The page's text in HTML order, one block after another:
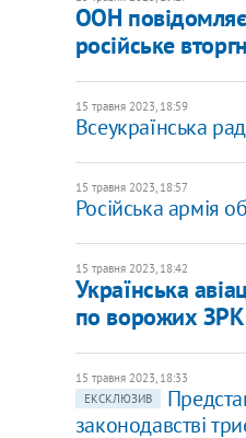
ООН повідомляє
російське
15 травня 2023, 18:59
Всеукраїнська
15 травня 2023, 18:57
Російська армія
15 травня 2023, 18:42
Українська
по ворожих
15 травня 2023, 18:33
ЕКСКЛЮЗИВ
законодавстві